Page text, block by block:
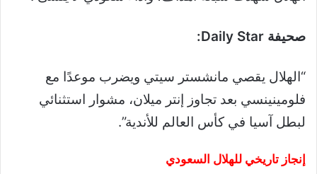
صحيفة Daily Star:
“الهلال يقصي مانشستر سيتي ويضرب موعدًا مع
فلومينينسي بعد تجاوز إنتر ميلان، مشوار استثنائي
لبطل آسيا في كأس العالم للأندية”.
إنجاز تاريخي للهلال السعودي